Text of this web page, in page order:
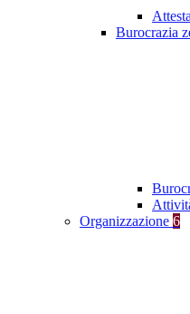
Burocrazia
Organizzazione 6